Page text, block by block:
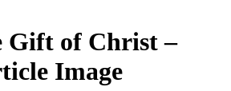
Gift of Christ –
Image